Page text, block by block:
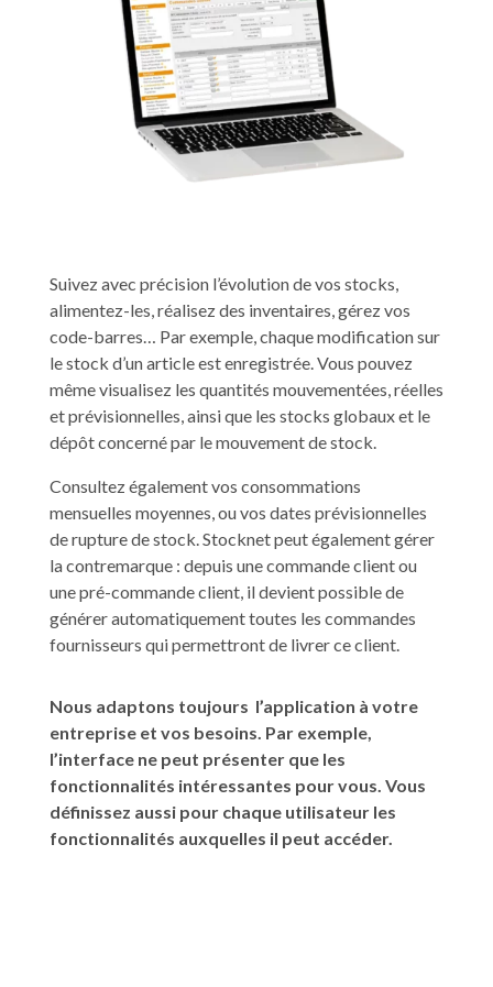
Suivez avec précision l’évolution de vos stocks,
alimentez-les, réalisez des inventaires, gérez vos
code-barres… Par exemple, chaque modification sur
le stock d’un article est enregistrée. Vous pouvez
même visualisez les quantités mouvementées, réelles
et prévisionnelles, ainsi que les stocks globaux et le
dépôt concerné par le mouvement de stock.
Consultez également vos consommations
mensuelles moyennes, ou vos dates prévisionnelles
de rupture de stock. Stocknet peut également gérer
la contremarque : depuis une commande client ou
une pré-commande client, il devient possible de
générer automatiquement toutes les commandes
fournisseurs qui permettront de livrer ce client.
Nous adaptons toujours l’application à votre
entreprise et vos besoins. Par exemple,
l’interface ne peut présenter que les
fonctionnalités intéressantes pour vous. Vous
définissez aussi pour chaque utilisateur les
fonctionnalités auxquelles il peut accéder.